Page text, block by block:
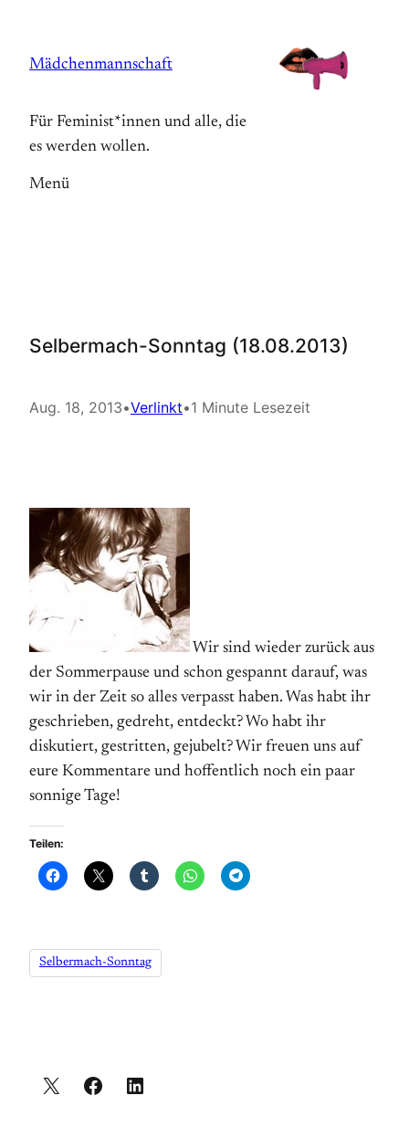
springen
Mädchenmannschaft
Für Feminist*innen und alle, die
es werden wollen.
Menü
Selbermach-Sonntag (18.08.2013)
Aug. 18, 2013•Verlinkt•1 Minute Lesezeit
Wir sind wieder zurück aus
der Sommerpause und schon gespannt darauf, was
wir in der Zeit so alles verpasst haben. Was habt ihr
geschrieben, gedreht, entdeckt? Wo habt ihr
diskutiert, gestritten, gejubelt? Wir freuen uns auf
eure Kommentare und hoffentlich noch ein paar
sonnige Tage!
Teilen:
Selbermach-Sonntag